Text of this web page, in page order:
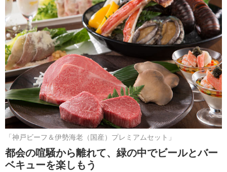
「神戸ビーフ＆伊勢海老（国産）プレミアムセット」
都会の喧騒から離れて、緑の中でビールとバー
ベキューを楽しもう